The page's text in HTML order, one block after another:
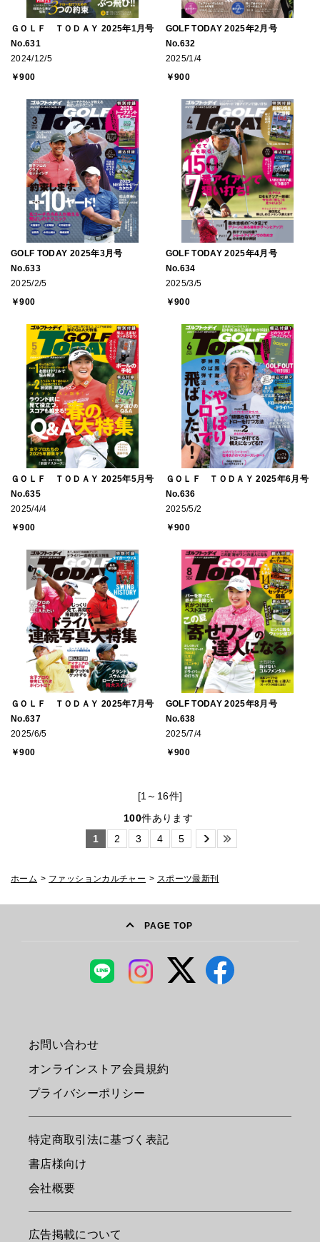
ＧＯＬＦ ＴＯＤＡＹ 2025年1月号
No.631
2024/12/5
￥900
GOLF TODAY 2025年2月号
No.632
2025/1/4
￥900
GOLF TODAY 2025年3月号
No.633
2025/2/5
￥900
GOLF TODAY 2025年4月号
No.634
2025/3/5
￥900
ＧＯＬＦ ＴＯＤＡＹ 2025年5月号
No.635
2025/4/4
￥900
ＧＯＬＦ ＴＯＤＡＹ 2025年6月号
No.636
2025/5/2
￥900
ＧＯＬＦ ＴＯＤＡＹ 2025年7月号
No.637
2025/6/5
￥900
GOLF TODAY 2025年8月号
No.638
2025/7/4
￥900
[1～16件]
100件あります
1
2 3 4 5
ホーム > ファッションカルチャー > スポーツ最新刊
PAGE TOP
お問い合わせ
オンラインストア会員規約
プライバシーポリシー
特定商取引法に基づく表記
書店様向け
会社概要
広告掲載について